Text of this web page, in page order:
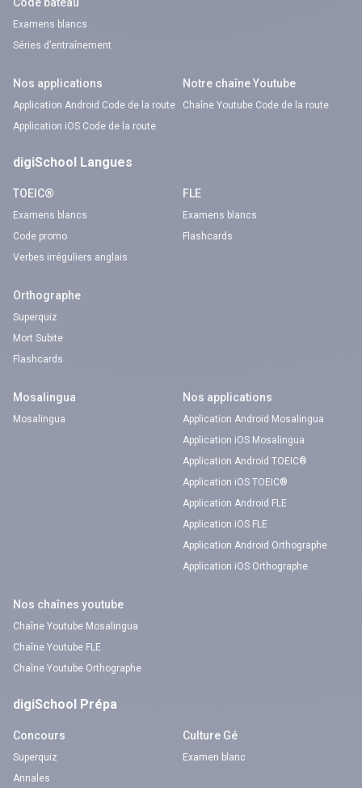
Examens blancs
Séries d’entraînement
Nos applications
Application Android Code de la route
Application iOS Code de la route
Notre chaîne Youtube
Chaîne Youtube Code de la route
digiSchool Langues
TOEIC®
Examens blancs
Code promo
Verbes irréguliers anglais
FLE
Examens blancs
Flashcards
Orthographe
Superquiz
Mort Subite
Flashcards
Mosalingua
Mosalingua
Nos applications
Application Android Mosalingua
Application iOS Mosalingua
Application Android TOEIC®
Application iOS TOEIC®
Application Android FLE
Application iOS FLE
Application Android Orthographe
Application iOS Orthographe
Nos chaînes youtube
Chaîne Youtube Mosalingua
Chaîne Youtube FLE
Chaîne Youtube Orthographe
digiSchool Prépa
Concours
Superquiz
Annales
Culture Gé
Examen blanc